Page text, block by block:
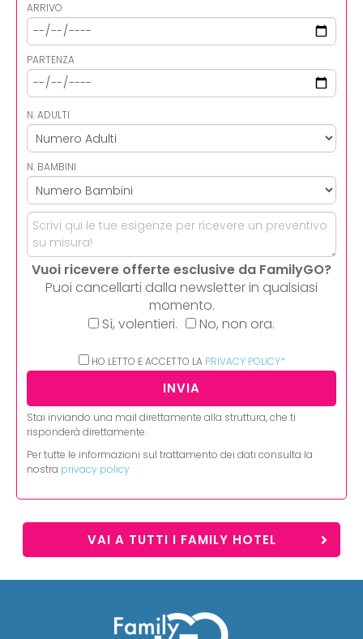
ARRIVO
PARTENZA
N. ADULTI
N. BAMBINI
Vuoi ricevere offerte esclusive da FamilyGO?
Puoi cancellarti dalla newsletter in qualsiasi
momento.
Sì, volentieri.
No, non ora.
HO LETTO E ACCETTO LA PRIVACY POLICY*
Stai inviando una mail direttamente alla struttura, che ti
risponderà direttamente.
Per tutte le informazioni sul trattamento dei dati consulta la
nostra privacy policy
VAI A TUTTI I FAMILY HOTEL